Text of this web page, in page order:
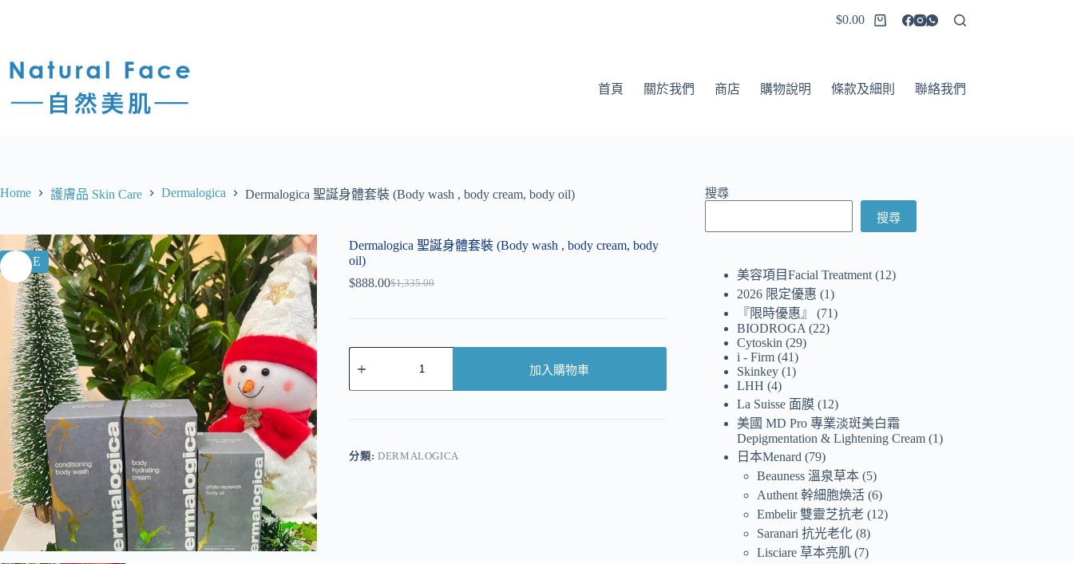
$0.00
首頁 關於我們 商店 購物說明 條款及細則 聯絡我們
Home 護膚品 Skin Care Dermalogica Dermalogica 聖誕身體套裝 (Body wash , body cream, body oil)
SALE
Dermalogica 聖誕身體套裝 (Body wash , body cream, body
oil)
$1,335.00
$888.00
加入購物車
r
分類: DERMALOGICA
搜尋
搜尋
美容項目Facial Treatment 12
2026 限定優惠
1
『限時優惠』
71
BIODROGA
22
Cytoskin
29
i - Firm 41
Skinkey 1
LHH 4
La Suisse 面膜 12
美國 MD Pro 專業淡斑美白霜
Depigmentation & Lightening Cream 1
日本Menard
79
Beauness 溫泉草本 5
Authent 幹細胞煥活 6
Embelir 雙靈芝抗老 12
Saranari 抗光老化 8
Lisciare 草本亮肌 7